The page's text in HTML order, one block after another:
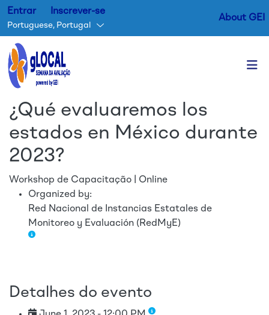
Entrar Inscrever-se
Portuguese, Portugal
About GEI
¿Qué evaluaremos los
estados en México durante
2023?
Workshop de Capacitação | Online
Organized by:
Red Nacional de Instancias Estatales de
Monitoreo y Evaluación (RedMyE)
Detalhes do evento